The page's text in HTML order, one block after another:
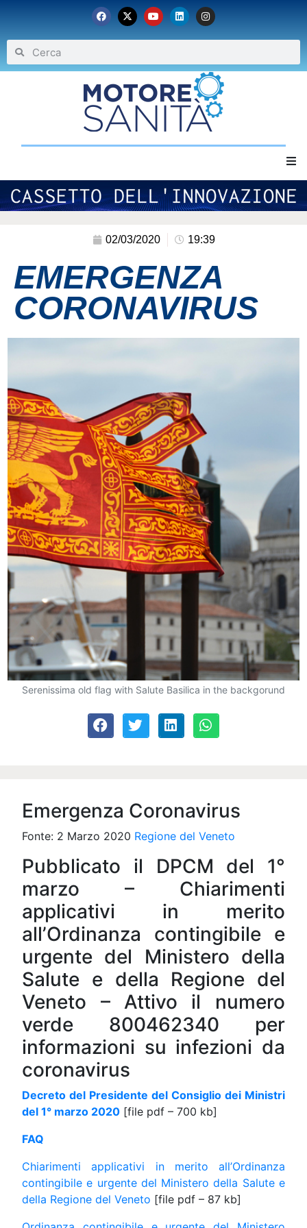
Home
Eventi
Archivio
Contatti
Grandi eventi
Ospedale Virtuale
MotoRare
02/03/2020 19:39
EMERGENZA
CORONAVIRUS
Serenissima old flag with Salute Basilica in the backgorund
Emergenza Coronavirus
Fonte: 2 Marzo 2020 Regione del Veneto
Pubblicato il DPCM del 1°
marzo – Chiarimenti
applicativi in merito
all’Ordinanza contingibile e
urgente del Ministero della
Salute e della Regione del
Veneto – Attivo il numero
verde 800462340 per
informazioni su infezioni da
coronavirus
Decreto del Presidente del Consiglio dei Ministri
del 1° marzo 2020 [file pdf – 700 kb]
FAQ
Chiarimenti applicativi in merito all’Ordinanza
contingibile e urgente del Ministero della Salute e
della Regione del Veneto [file pdf – 87 kb]